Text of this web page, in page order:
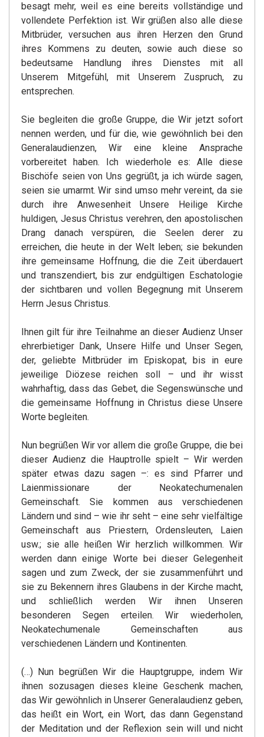
besagt mehr, weil es eine bereits vollständige und
vollendete Perfektion ist. Wir grüßen also alle diese
Mitbrüder, versuchen aus ihren Herzen den Grund
ihres Kommens zu deuten, sowie auch diese so
bedeutsame Handlung ihres Dienstes mit all
Unserem Mitgefühl, mit Unserem Zuspruch, zu
entsprechen.
Sie begleiten die große Gruppe, die Wir jetzt sofort
nennen werden, und für die, wie gewöhnlich bei den
Generalaudienzen, Wir eine kleine Ansprache
vorbereitet haben. Ich wiederhole es: Alle diese
Bischöfe seien von Uns gegrüßt, ja ich würde sagen,
seien sie umarmt. Wir sind umso mehr vereint, da sie
durch ihre Anwesenheit Unsere Heilige Kirche
huldigen, Jesus Christus verehren, den apostolischen
Drang danach verspüren, die Seelen derer zu
erreichen, die heute in der Welt leben; sie bekunden
ihre gemeinsame Hoffnung, die die Zeit überdauert
und transzendiert, bis zur endgültigen Eschatologie
der sichtbaren und vollen Begegnung mit Unserem
Herrn Jesus Christus.
Ihnen gilt für ihre Teilnahme an dieser Audienz Unser
ehrerbietiger Dank, Unsere Hilfe und Unser Segen,
der, geliebte Mitbrüder im Episkopat, bis in eure
jeweilige Diözese reichen soll – und ihr wisst
wahrhaftig, dass das Gebet, die Segenswünsche und
die gemeinsame Hoffnung in Christus diese Unsere
Worte begleiten.
Nun begrüßen Wir vor allem die große Gruppe, die bei
dieser Audienz die Hauptrolle spielt – Wir werden
später etwas dazu sagen –: es sind Pfarrer und
Laienmissionare der Neokatechumenalen
Gemeinschaft. Sie kommen aus verschiedenen
Ländern und sind – wie ihr seht – eine sehr vielfältige
Gemeinschaft aus Priestern, Ordensleuten, Laien
usw.; sie alle heißen Wir herzlich willkommen. Wir
werden dann einige Worte bei dieser Gelegenheit
sagen und zum Zweck, der sie zusammenführt und
sie zu Bekennern ihres Glaubens in der Kirche macht,
und schließlich werden Wir ihnen Unseren
besonderen Segen erteilen. Wir wiederholen,
Neokatechumenale Gemeinschaften aus
verschiedenen Ländern und Kontinenten.
(…) Nun begrüßen Wir die Hauptgruppe, indem Wir
ihnen sozusagen dieses kleine Geschenk machen,
das Wir gewöhnlich in Unserer Generalaudienz geben,
das heißt ein Wort, ein Wort, das dann Gegenstand
der Meditation und der Reflexion sein will und nicht